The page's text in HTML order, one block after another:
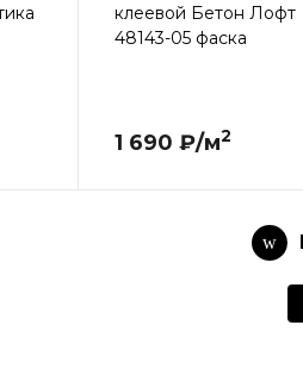
клеевой Бетон Лофт
48143-05 фаска
1 690 ₽/м2